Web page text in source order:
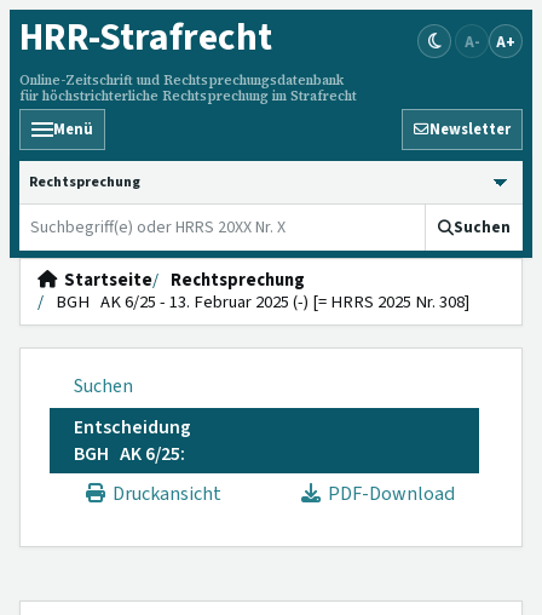
HRR-Strafrecht
Online-Zeitschrift und Rechtsprechungsdatenbank
für höchstrichterliche Rechtsprechung im Strafrecht
A- A+
Menü Newsletter
HRRS durchsuchen
Suchen
Startseite
Rechtsprechung
BGH AK 6/25 - 13. Februar 2025 (-) [= HRRS 2025 Nr. 308]
Suchen
Entscheidung
BGH AK 6/25:
Druckansicht
PDF-Download